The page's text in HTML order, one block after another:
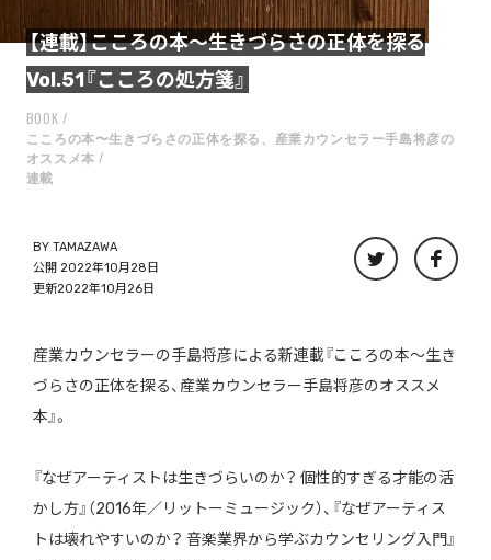
【連載】こころの本〜生きづらさの正体を探る
Vol.51『こころの処方箋』
BOOK
こころの本〜生きづらさの正体を探る、産業カウンセラー手島将彦の
オススメ本
連載
BY TAMAZAWA
公開 2022年10月28日
更新2022年10月26日
産業カウンセラーの手島将彦による新連載『こころの本〜生き
づらさの正体を探る、産業カウンセラー手島将彦のオススメ
本』。
『なぜアーティストは生きづらいのか？ 個性的すぎる才能の活
かし方』（2016年／リットーミュージック）、『なぜアーティス
トは壊れやすいのか？ 音楽業界から学ぶカウンセリング入門』